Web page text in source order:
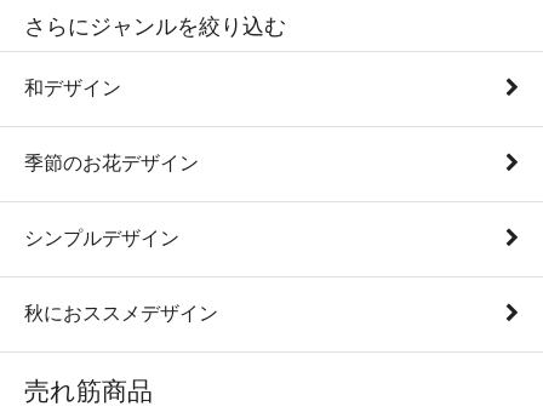
さらにジャンルを絞り込む
和デザイン
季節のお花デザイン
シンプルデザイン
秋におススメデザイン
売れ筋商品